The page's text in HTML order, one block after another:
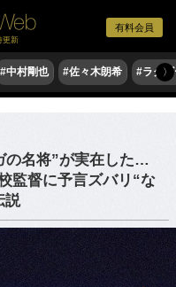
有料会員
更新
#中村剛也 #佐々木朗希 #ラグ〉
の名将”が実在した…
監督に予言ズバリ“な
説